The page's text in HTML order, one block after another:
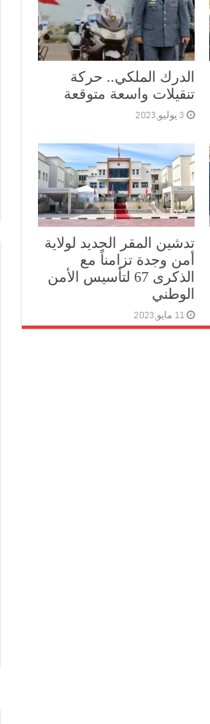
الدرك الملكي.. حركة
تنقيلات واسعة متوقعة
3 يوليو,2023
تدشين المقر الجديد لولاية
أمن وجدة تزامناً مع
الذكرى 67 لتأسيس الأمن
الوطني
11 مايو,2023